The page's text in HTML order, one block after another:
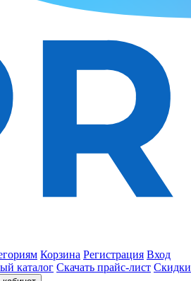
Корзина Регистрация Вход
каталог Скачать прайс-лист Скидки